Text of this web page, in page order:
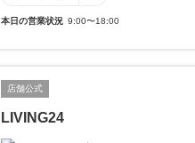
本日の営業状況 9:00〜18:00
店舗公式
LIVING24